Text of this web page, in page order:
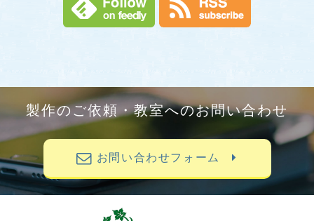
製作のご依頼・教室へのお問い合わせ
お問い合わせフォーム